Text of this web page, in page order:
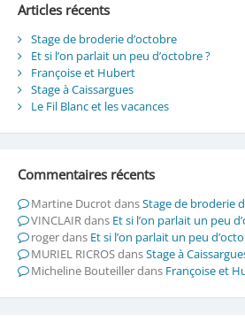
Articles récents
Stage de broderie d’octobre
Et si l’on parlait un peu d’octobre ?
Françoise et Hubert
Stage à Caissargues
Le Fil Blanc et les vacances
Commentaires récents
Martine DucrotdansStage de broderie
VINCLAIRdans Et si l’on parlait un peu
rogerdans Et si l’on parlait un peu
MURIEL RICROSdansStage à
Micheline Bouteillerdans Françoise et